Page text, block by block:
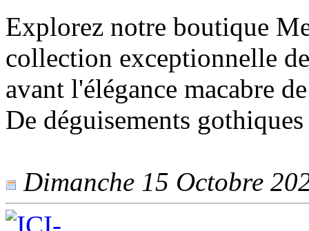
Explorez notre boutique
collection exceptionnelle
avant l'élégance macabre
De déguisements
Dimanche 15 Octobre